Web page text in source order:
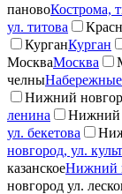
пановоКострома,
ул. титова
КурганКурган
МоскваМосква
челны
Нижний
ленина
Нижний
ул. бекетова
новгород, ул.
казанскоеНижний
новгород ул.